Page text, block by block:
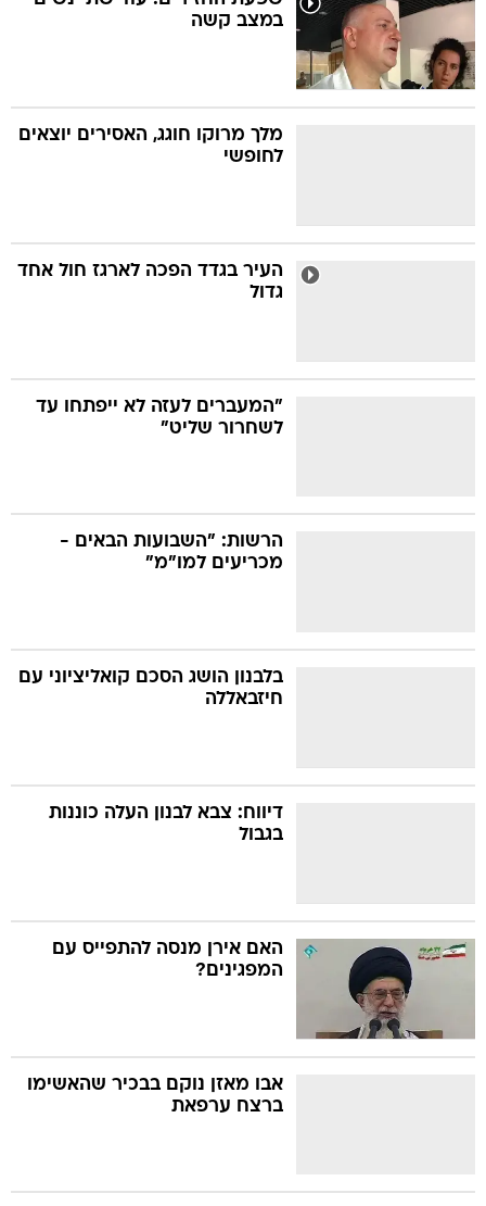
במצב קשה
מלך מרוקו חוגג, האסירים יוצאים
לחופשי
העיר בגדד הפכה לארגז חול אחד
גדול
"המעברים לעזה לא ייפתחו עד
לשחרור שליט"
הרשות: "השבועות הבאים -
מכריעים למו"מ"
בלבנון הושג הסכם קואליציוני עם
חיזבאללה
דיווח: צבא לבנון העלה כוננות
בגבול
האם אירן מנסה להתפייס עם
המפגינים?
אבו מאזן נוקם בבכיר שהאשימו
ברצח ערפאת